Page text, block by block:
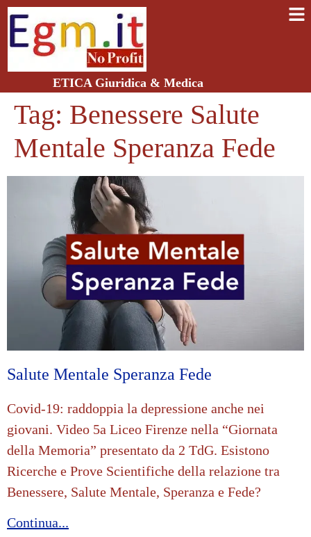
ETICA Giuridica & Medica
Tag: Benessere Salute
Mentale Speranza Fede
Salute Mentale Speranza Fede
Covid-19: raddoppia la depressione anche nei
giovani. Video 5a Liceo Firenze nella “Giornata
della Memoria” presentato da 2 TdG. Esistono
Ricerche e Prove Scientifiche della relazione tra
Benessere, Salute Mentale, Speranza e Fede?
Continua...